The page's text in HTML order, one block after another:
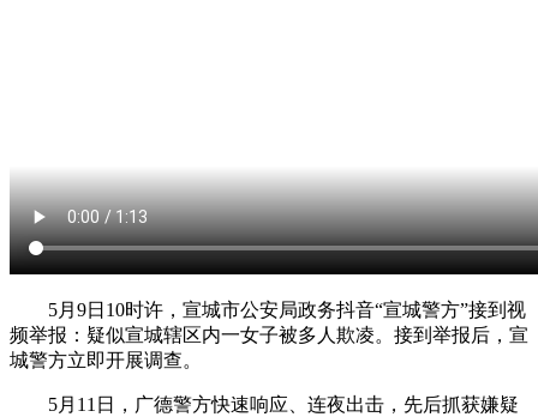
5月9日10时许，宣城市公安局政务抖音“宣城警方”接到视
频举报：疑似宣城辖区内一女子被多人欺凌。接到举报后，宣
城警方立即开展调查。
5月11日，广德警方快速响应、连夜出击，先后抓获嫌疑